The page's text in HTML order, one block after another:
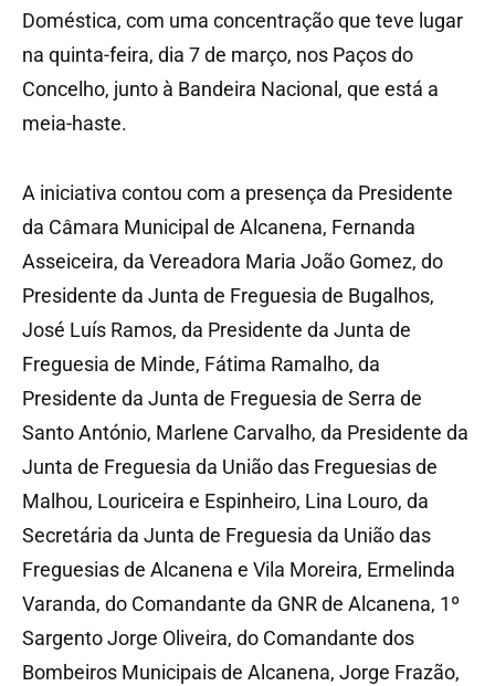
Doméstica, com uma concentração que teve lugar
na quinta-feira, dia 7 de março, nos Paços do
Concelho, junto à Bandeira Nacional, que está a
meia-haste.
A iniciativa contou com a presença da Presidente
da Câmara Municipal de Alcanena, Fernanda
Asseiceira, da Vereadora Maria João Gomez, do
Presidente da Junta de Freguesia de Bugalhos,
José Luís Ramos, da Presidente da Junta de
Freguesia de Minde, Fátima Ramalho, da
Presidente da Junta de Freguesia de Serra de
Santo António, Marlene Carvalho, da Presidente da
Junta de Freguesia da União das Freguesias de
Malhou, Louriceira e Espinheiro, Lina Louro, da
Secretária da Junta de Freguesia da União das
Freguesias de Alcanena e Vila Moreira, Ermelinda
Varanda, do Comandante da GNR de Alcanena, 1º
Sargento Jorge Oliveira, do Comandante dos
Bombeiros Municipais de Alcanena, Jorge Frazão,